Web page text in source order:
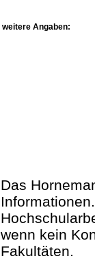
weitere Angaben:
Das
wenn kein
Fakultäten.